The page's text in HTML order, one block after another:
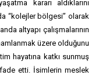
kararı aldıklarını
“kolejler bölgesi” olarak
altyapı çalışmalarının
üzere olduğunu
hayatına katkı sunmuş
etti. İsimlerin meslek